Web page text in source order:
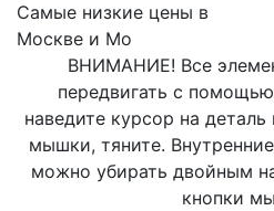
Самые низкие цены в
Москве и Мо
ВНИМАНИЕ! Все
передвигать с
наведите курсор на
мышки, тяните.
можно убирать двойным
кнопки